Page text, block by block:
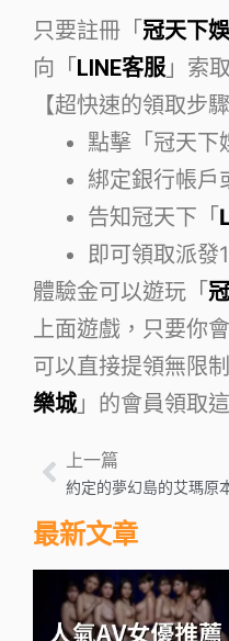
只要註冊「 冠天下
向「 LINE客服 」索
【超快速的領取步驟
點擊「冠天下
綁定銀行帳戶
告知冠天下「
即可領取派發
體驗金可以遊玩「
上面遊戲，只要你
可以直接提領無限
樂城」的會員領取
上一篇
最新文章